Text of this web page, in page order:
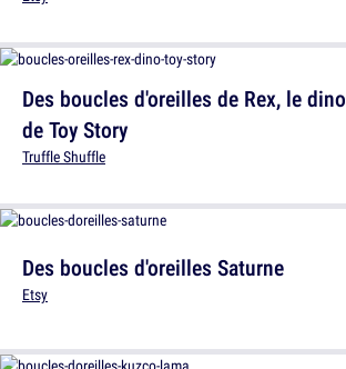
Des boucles d'oreilles de Rex, le dino
de Toy Story
Truffle Shuffle
Des boucles d'oreilles Saturne
Etsy